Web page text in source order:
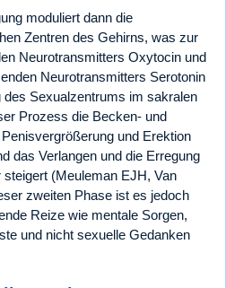
moduliert dann die
Zentren des Gehirns, was zur
Neurotransmitters Oxytocin und
Neurotransmitters Serotonin
Sexualzentrums im sakralen
Prozess die Becken- und
und Erektion
das Verlangen und die Erregung
(Meuleman EJH, Van
zweiten Phase ist es jedoch
Reize wie mentale Sorgen,
und nicht sexuelle Gedanken